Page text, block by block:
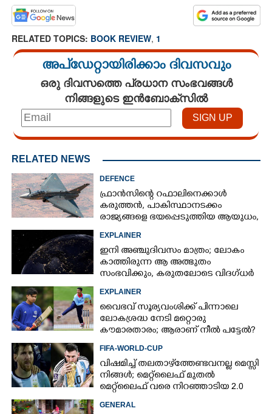
RELATED TOPICS: BOOK REVIEW, 1
അപ്ഡേറ്റായിരിക്കാം ദിവസവും
ഒരു ദിവസത്തെ പ്രധാന സംഭവങ്ങൾ
നിങ്ങളുടെ ഇൻബോക്സിൽ
RELATED NEWS
DEFENCE
ഫ്രാൻസിന്റെ റഫാലിനെക്കാൾ
കരുത്തൻ,​ പാകിസ്ഥാനടക്കം
രാജ്യങ്ങളെ ഭയപ്പെടുത്തിയ ആയുധം,​
EXPLAINER
ഇനി അഞ്ചുദിവസം മാത്രം; ലോകം
കാത്തിരുന്ന ആ അത്ഭുതം
സംഭവിക്കും, കരുതലോടെ വിദഗ്ധർ
EXPLAINER
വൈഭവ് സൂര്യവംശിക്ക് പിന്നാലെ
ലോകശ്രദ്ധ നേടി മറ്റൊരു
കൗമാരതാരം; ആരാണ് നീൽ പട്ടേൽ?
FIFA-WORLD-CUP
വിഷമിച്ച് തലതാഴ്‌ത്തേണ്ടവനല്ല മെസ്സി
നിങ്ങള്‍; മെറ്റ്‌ലൈഫ് മുതല്‍
മെറ്റ്‌ലൈഫ് വരെ നിറഞ്ഞാടിയ 2.0
GENERAL